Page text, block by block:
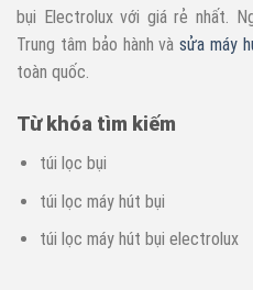
bụi Electrolux với giá rẻ nhất.
Trung tâm bảo hành vàsửa máy
toàn quốc.
Từ khóa tìm kiếm
túi lọc bụi
túi lọc máy hút bụi
túi lọc máy hút bụi electrolux